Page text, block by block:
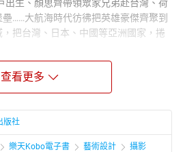
出生、顏思齊帶領眾家兄弟赴台灣、荷
……大航海時代彷彿把英雄豪傑齊聚到
把台灣、日本、中國等亞洲國家，捲
的子弟，因殺官宦之僕，逃到日本平
迫而流亡台灣，於魍港上岸，建十寨
伊始，一切秩序尚未建立，海洋世界
代，他如何在海洋爭霸的時代生存？
個貿易站，開啟如今世界第一大都會紐
查看更多
版社
樂天Kobo電子書 藝術設計 攝影